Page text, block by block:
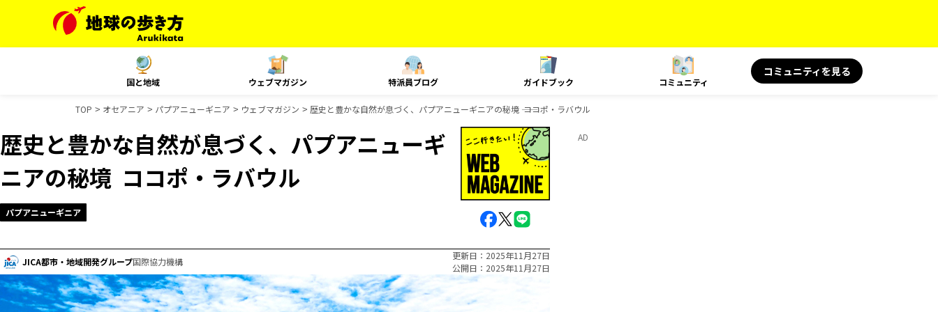
国と地域 ウェブマガジン 特派員ブログ ガイドブック コミュニティ
コミュニティを見る
TOP オセアニア パプアニューギニア ウェブマガジン 歴史と豊かな自然が息づく、パプアニューギニアの秘境 ―― ココポ・ラバウル
歴史と豊かな自然が息づく、パプアニューギ
ニアの秘境 ―― ココポ・ラバウル
パプアニューギニア
JICA都市・地域開発グループ国際協力機構
更新日
2025年11月27日
公開日
2025年11月27日
AD